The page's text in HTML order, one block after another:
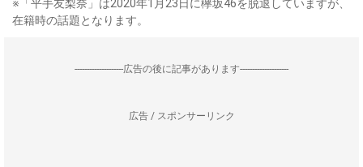
※「平手友梨奈」は2020年1月23日に欅坂46を脱退していますが、
在籍時の話題となります。
--------------------広告の後に記事があります--------------------
広告 / スポンサーリンク